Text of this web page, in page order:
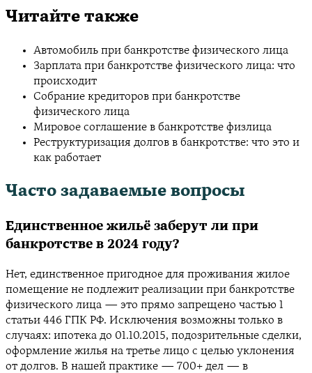
Читайте также
Автомобиль при банкротстве физического лица
Зарплата при банкротстве физического лица: что
происходит
Собрание кредиторов при банкротстве
физического лица
Мировое соглашение в банкротстве физлица
Реструктуризация долгов в банкротстве: что это и
как работает
Часто задаваемые вопросы
Единственное жильё заберут ли при
банкротстве в 2024 году?
Нет, единственное пригодное для проживания жилое
помещение не подлежит реализации при банкротстве
физического лица — это прямо запрещено частью 1
статьи 446 ГПК РФ. Исключения возможны только в
случаях: ипотека до 01.10.2015, подозрительные сделки,
оформление жилья на третье лицо с целью уклонения
от долгов. В нашей практике — 700+ дел — в